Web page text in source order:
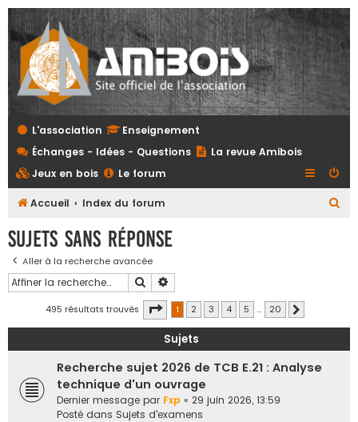
L'association
Enseignement
Échanges - Idées - Questions
La revue Amibois
Jeux en bois
Le forum
Accueil Index du forum
c
h
Sujets sans réponse
Aller à la recherche avancée
Rechercher
495 résultats trouvés Page 1sur20
1 2 3 4 5 … 20
Sujets
Recherche sujet 2026 de TCB E.21 : Analyse
technique d'un ouvrage
Dernier message par Fxp « 29 juin 2026, 13:59
Posté dans Sujets d'examens